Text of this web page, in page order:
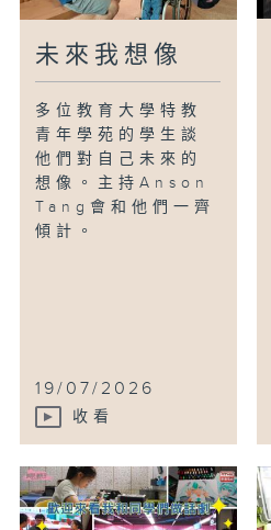
未來我想像
多位教育大學特教
青年學苑的學生談
他們對自己未來的
想像。主持Anson
Tang會和他們一齊
傾計。
19/07/2026
收看